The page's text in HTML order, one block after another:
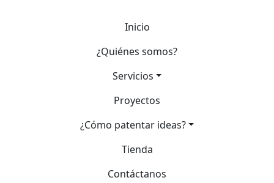
Inicio
¿Quiénes somos?
Servicios
Proyectos
¿Cómo patentar ideas?
Tienda
Contáctanos